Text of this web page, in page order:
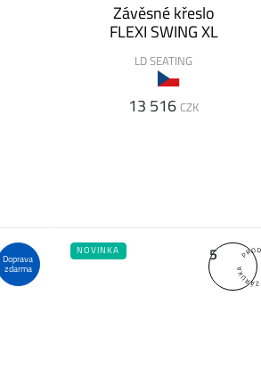
Závěsné křeslo
FLEXI SWING XL
LD SEATING
13 516 CZK
Doprava
zdarma
5
NOVINKA